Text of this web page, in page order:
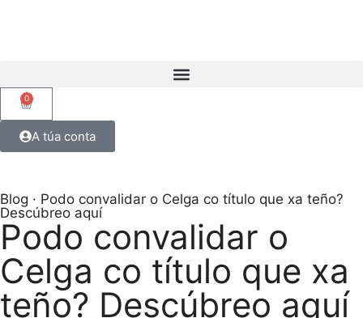
0
A túa conta
Blog · Podo convalidar o Celga co título que xa teño?
Descúbreo aquí
Podo convalidar o
Celga co título que xa
teño? Descúbreo aquí